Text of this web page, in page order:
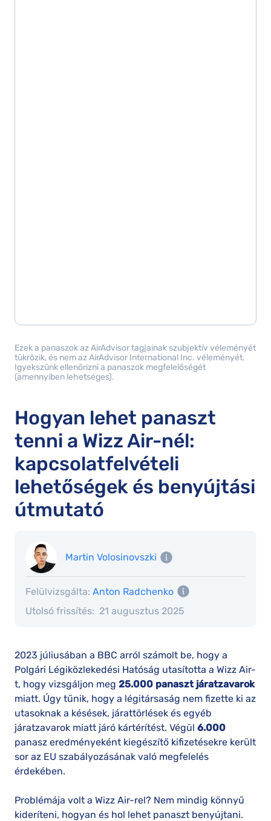
Ezek a panaszok az AirAdvisor tagjainak szubjektív véleményét
tükrözik, és nem az AirAdvisor International Inc. véleményét.
Igyekszünk ellenőrizni a panaszok megfelelőségét
(amennyiben lehetséges).
Hogyan lehet panaszt
tenni a Wizz Air-nél:
kapcsolatfelvételi
lehetőségek és benyújtási
útmutató
Martin Volosinovszki
Utolsó frissítés: 21 augusztus 2025
Felülvizsgálta: Anton Radchenko
2023 júliusában a BBC arról számolt be, hogy a
Polgári Légiközlekedési Hatóság utasította a Wizz Air-
t, hogy vizsgáljon meg 25.000 panaszt járatzavarok
miatt. Úgy tűnik, hogy a légitársaság nem fizette ki az
utasoknak a késések, járattörlések és egyéb
járatzavarok miatt járó kártérítést. Végül 6.000
panasz eredményeként kiegészítő kifizetésekre került
sor az EU szabályozásának való megfelelés
érdekében.
Problémája volt a Wizz Air-rel? Nem mindig könnyű
kideríteni, hogyan és hol lehet panaszt benyújtani.